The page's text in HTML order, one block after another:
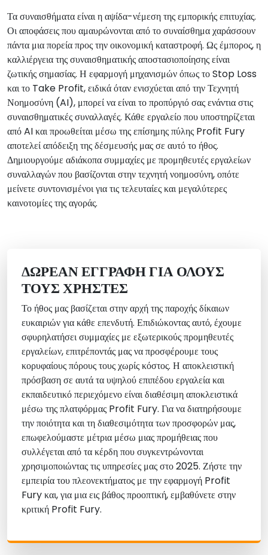
Τα συναισθήματα είναι η αψίδα-νέμεση της εμπορικής επιτυχίας.
Οι αποφάσεις που αμαυρώνονται από το συναίσθημα χαράσσουν
πάντα μια πορεία προς την οικονομική καταστροφή. Ως έμπορος, η
καλλιέργεια της συναισθηματικής αποστασιοποίησης είναι
ζωτικής σημασίας. Η εφαρμογή μηχανισμών όπως το Stop Loss
και το Take Profit, ειδικά όταν ενισχύεται από την Τεχνητή
Νοημοσύνη (AI), μπορεί να είναι το προπύργιό σας ενάντια στις
συναισθηματικές συναλλαγές. Κάθε εργαλείο που υποστηρίζεται
από AI και προωθείται μέσω της επίσημης πύλης Profit Fury
αποτελεί απόδειξη της δέσμευσής μας σε αυτό το ήθος.
Δημιουργούμε αδιάκοπα συμμαχίες με προμηθευτές εργαλείων
συναλλαγών που βασίζονται στην τεχνητή νοημοσύνη, οπότε
μείνετε συντονισμένοι για τις τελευταίες και μεγαλύτερες
καινοτομίες της αγοράς.
ΔΩΡΕΆΝ ΕΓΓΡΑΦΉ ΓΙΑ ΌΛΟΥΣ
ΤΟΥΣ ΧΡΉΣΤΕΣ
Το ήθος μας βασίζεται στην αρχή της παροχής δίκαιων
ευκαιριών για κάθε επενδυτή. Επιδιώκοντας αυτό, έχουμε
σφυρηλατήσει συμμαχίες με εξωτερικούς προμηθευτές
εργαλείων, επιτρέποντάς μας να προσφέρουμε τους
κορυφαίους πόρους τους χωρίς κόστος. Η αποκλειστική
πρόσβαση σε αυτά τα υψηλού επιπέδου εργαλεία και
εκπαιδευτικό περιεχόμενο είναι διαθέσιμη αποκλειστικά
μέσω της πλατφόρμας Profit Fury. Για να διατηρήσουμε
την ποιότητα και τη διαθεσιμότητα των προσφορών μας,
επωφελούμαστε μέτρια μέσω μιας προμήθειας που
συλλέγεται από τα κέρδη που συγκεντρώνονται
χρησιμοποιώντας τις υπηρεσίες μας στο 2025. Ζήστε την
εμπειρία του πλεονεκτήματος με την εφαρμογή Profit
Fury και, για μια εις βάθος προοπτική, εμβαθύνετε στην
κριτική Profit Fury.